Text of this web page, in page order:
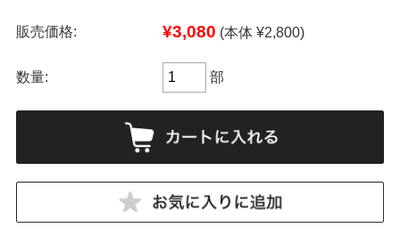
販売価格: ¥3,080 (本体 ¥2,800)
数量: 部